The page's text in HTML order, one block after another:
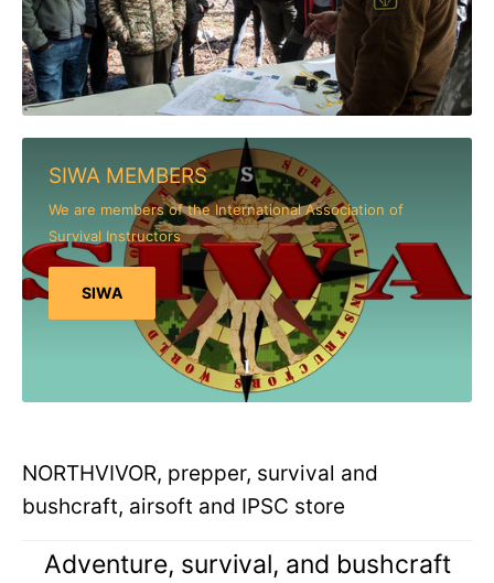
SIWA MEMBERS
We are members of the International Association of
Survival Instructors
SIWA
NORTHVIVOR, prepper, survival and
bushcraft, airsoft and IPSC store
Adventure, survival, and bushcraft